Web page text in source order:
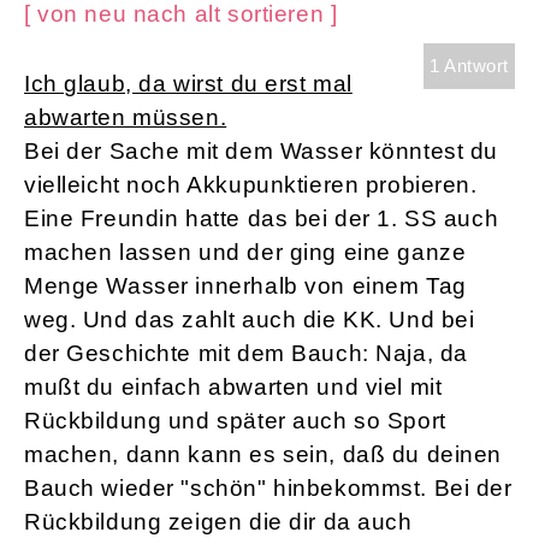
[ von neu nach alt sortieren ]
1 Antwort
Ich glaub, da wirst du erst mal
abwarten müssen.
Bei der Sache mit dem Wasser könntest du
vielleicht noch Akkupunktieren probieren.
Eine Freundin hatte das bei der 1. SS auch
machen lassen und der ging eine ganze
Menge Wasser innerhalb von einem Tag
weg. Und das zahlt auch die KK. Und bei
der Geschichte mit dem Bauch: Naja, da
mußt du einfach abwarten und viel mit
Rückbildung und später auch so Sport
machen, dann kann es sein, daß du deinen
Bauch wieder "schön" hinbekommst. Bei der
Rückbildung zeigen die dir da auch